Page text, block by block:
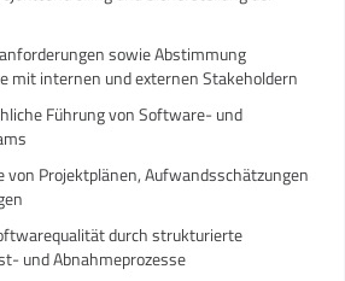
sowie Abstimmung
mit internen und externen Stakeholdern
Führung von Software- und
von Projektplänen, Aufwandsschätzungen
durch strukturierte
und Abnahmeprozesse